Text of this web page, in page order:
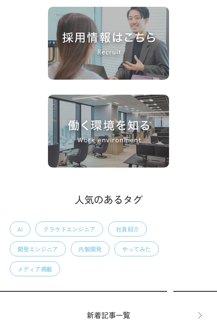
人気のあるタグ
AI クラウドエンジニア 社員紹介
開発エンジニア 内製開発 やってみた
メディア掲載
新着記事一覧